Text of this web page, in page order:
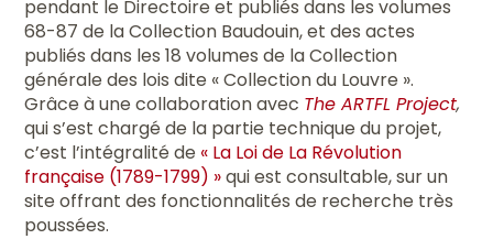
pendant le Directoire et publiés dans les volumes
68-87 de la Collection Baudouin, et des actes
publiés dans les 18 volumes de la Collection
générale des lois dite « Collection du Louvre ».
Grâce à une collaboration avec The ARTFL Project,
qui s’est chargé de la partie technique du projet,
c’est l’intégralité de « La Loi de La Révolution
française (1789-1799) »qui est consultable, sur un
site offrant des fonctionnalités de recherche très
poussées.